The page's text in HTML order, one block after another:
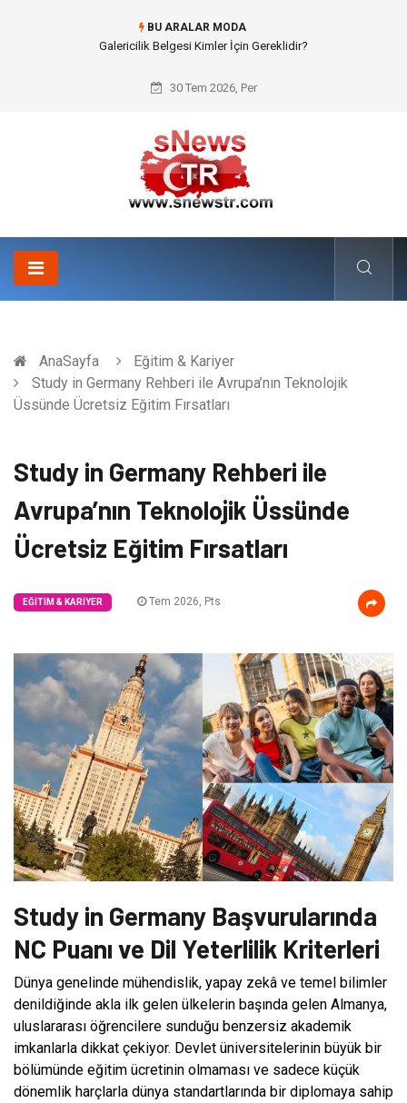
BU ARALAR MODA
Doküman Yönetimi ile Kurumsal Hafızanın Dijitalleşmesi
30 Tem 2026, Per
AnaSayfa
Eğitim & Kariyer
Study in Germany Rehberi ile Avrupa’nın Teknolojik
Üssünde Ücretsiz Eğitim Fırsatları
Study in Germany Rehberi ile
Avrupa’nın Teknolojik Üssünde
Ücretsiz Eğitim Fırsatları
EĞITIM & KARIYER Tem 2026, Pts
Study in Germany Başvurularında
NC Puanı ve Dil Yeterlilik Kriterleri
Dünya genelinde mühendislik, yapay zekâ ve temel bilimler
denildiğinde akla ilk gelen ülkelerin başında gelen Almanya,
uluslararası öğrencilere sunduğu benzersiz akademik
imkanlarla dikkat çekiyor. Devlet üniversitelerinin büyük bir
bölümünde eğitim ücretinin olmaması ve sadece küçük
dönemlik harçlarla dünya standartlarında bir diplomaya sahip